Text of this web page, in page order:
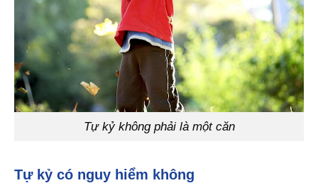
Tự kỷ không phải là một căn
Tự kỷ có nguy hiểm không